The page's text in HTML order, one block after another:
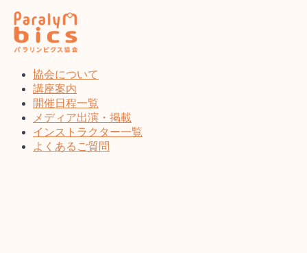
協会について
講座案内
開催日程一覧
メディア出演・掲載
インストラクター一覧
よくあるご質問